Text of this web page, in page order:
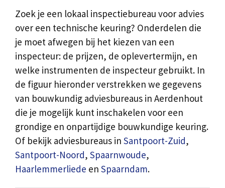
Zoek je een lokaal inspectiebureau voor advies
over een technische keuring? Onderdelen die
je moet afwegen bij het kiezen van een
inspecteur: de prijzen, de oplevertermijn, en
welke instrumenten de inspecteur gebruikt. In
de figuur hieronder verstrekken we gegevens
van bouwkundig adviesbureaus in Aerdenhout
die je mogelijk kunt inschakelen voor een
grondige en onpartijdige bouwkundige keuring.
Of bekijk adviesbureaus in Santpoort-Zuid,
Santpoort-Noord, Spaarnwoude,
Haarlemmerliede en Spaarndam.